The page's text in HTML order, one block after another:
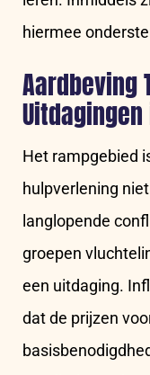
hiermee
Aardbeving
Het rampgebied
hulpverlening
langlopende
groepen
een uitdaging.
dat de prijzen